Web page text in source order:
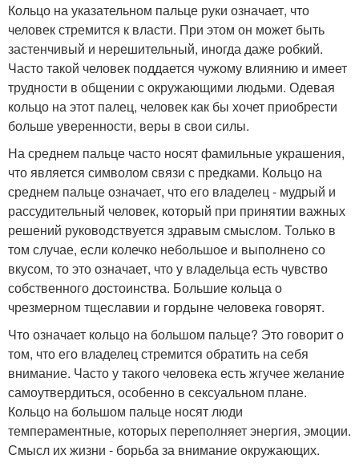
Кольцо на указательном пальце руки означает, что
человек стремится к власти. При этом он может быть
застенчивый и нерешительный, иногда даже робкий.
Часто такой человек поддается чужому влиянию и имеет
трудности в общении с окружающими людьми. Одевая
кольцо на этот палец, человек как бы хочет приобрести
больше уверенности, веры в свои силы.
На среднем пальце часто носят фамильные украшения,
что является символом связи с предками. Кольцо на
среднем пальце означает, что его владелец - мудрый и
рассудительный человек, который при принятии важных
решений руководствуется здравым смыслом. Только в
том случае, если колечко небольшое и выполнено со
вкусом, то это означает, что у владельца есть чувство
собственного достоинства. Большие кольца о
чрезмерном тщеславии и гордыне человека говорят.
Что означает кольцо на большом пальце? Это говорит о
том, что его владелец стремится обратить на себя
внимание. Часто у такого человека есть жгучее желание
самоутвердиться, особенно в сексуальном плане.
Кольцо на большом пальце носят люди
темпераментные, которых переполняет энергия, эмоции.
Смысл их жизни - борьба за внимание окружающих.